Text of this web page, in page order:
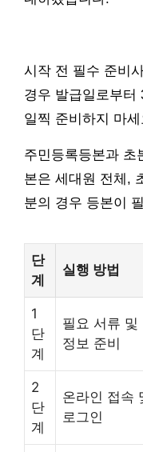
시작 전 필수 준비
경우 발급일로부터
일찍 준비하지 마세
주민등록등본과 초
본은 세대원 전체,
분의 경우 등본이
단
계
실행 방법
1
단
계
필요 서류 및
정보 준비
2
단
계
온라인 접속
로그인